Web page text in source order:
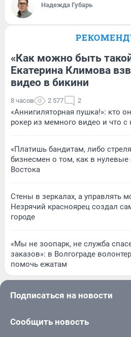
Надежда Губарь
«Как можно быть
Екатерина Климова
видео в бикини
8 часов 2 577 2
«Аннигиляторная пушка!»: кто
рокер из мемного видео и что с
«Платишь бандитам, либо
бизнесмен о том, как в
Востока
Стены в зеркалах, а управлять
Незрячий красноярец создал
городе
«Мы не зоопарк, не служба
заказов»: в Волгограде
помочь ежатам
Подписаться на новости
Сообщить новость